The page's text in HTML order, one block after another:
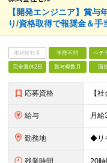
【開発エンジニア】賞
り/資格取得で報奨金＆
未経験歓迎 学歴不問 ベテ
完全週休2日 賞与複数月 面
応募資格
給与
勤務地
残業時間 20時